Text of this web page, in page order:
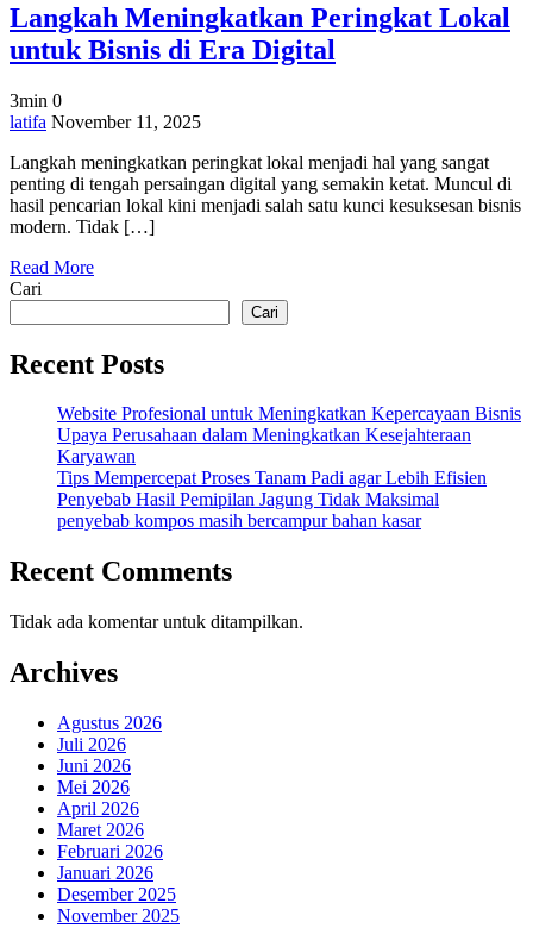
Langkah Meningkatkan Peringkat Lokal
untuk Bisnis di Era Digital
3min 0
on
Meningkatkan
Peringkat
Lokal
untuk
di
Era
latifa November 11, 2025
Langkah meningkatkan peringkat lokal menjadi hal yang sangat
penting di tengah persaingan digital yang semakin ketat. Muncul di
hasil pencarian lokal kini menjadi salah satu kunci kesuksesan bisnis
modern. Tidak […]
Read More
Cari
Cari
Recent Posts
Website Profesional untuk Meningkatkan Kepercayaan Bisnis
Upaya Perusahaan dalam Meningkatkan Kesejahteraan
Karyawan
Tips Mempercepat Proses Tanam Padi agar Lebih Efisien
Penyebab Hasil Pemipilan Jagung Tidak Maksimal
penyebab kompos masih bercampur bahan kasar
Recent Comments
Tidak ada komentar untuk ditampilkan.
Archives
Agustus 2026
Juli 2026
Juni 2026
Mei 2026
April 2026
Maret 2026
Februari 2026
Januari 2026
Desember 2025
November 2025